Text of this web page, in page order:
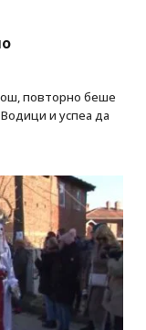
повторно беше
и успеа да